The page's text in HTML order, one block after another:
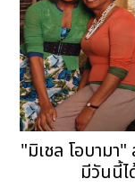
"มิเชล โอบามา
มีวันนี้ไ